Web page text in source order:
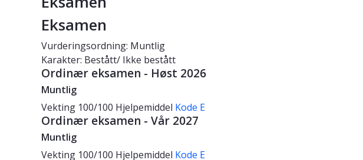
Eksamen
Vurderingsordning: Muntlig
Karakter: Bestått/ Ikke bestått
Ordinær eksamen - Høst 2026
Muntlig
Vekting 100/100 Hjelpemiddel Kode E
Ordinær eksamen - Vår 2027
Muntlig
Vekting 100/100 Hjelpemiddel Kode E